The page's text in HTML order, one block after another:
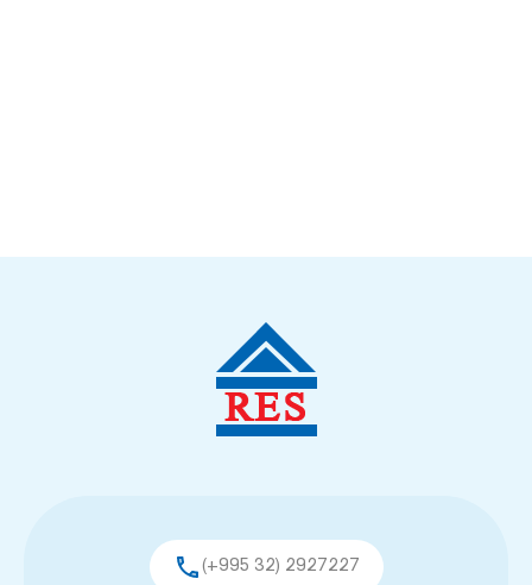
(+995 32) 2927227